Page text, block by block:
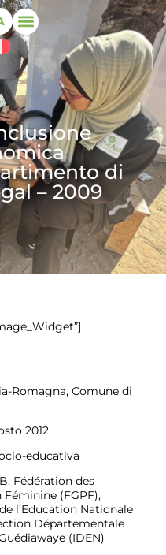
di
– 2009
Romagna, Comune di
2012
educativa
Fédération des
(FGPF),
l’Education Nationale
Départementale
(IDEN)